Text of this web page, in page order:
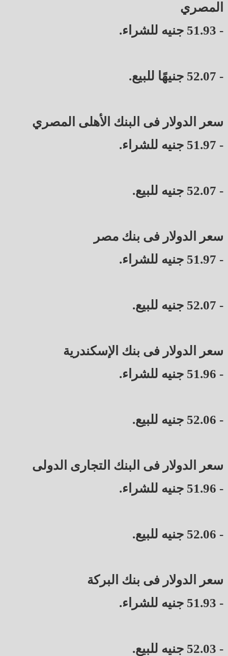
المصري
- 51.93 جنيه للشراء.
- 52.07 جنيهًا للبيع.
سعر الدولار فى البنك الأهلى المصري
- 51.97 جنيه للشراء.
- 52.07 جنيه للبيع.
سعر الدولار فى بنك مصر
- 51.97 جنيه للشراء.
- 52.07 جنيه للبيع.
سعر الدولار فى بنك الإسكندرية
- 51.96 جنيه للشراء.
- 52.06 جنيه للبيع.
سعر الدولار فى البنك التجارى الدولى
- 51.96 جنيه للشراء.
- 52.06 جنيه للبيع.
سعر الدولار فى بنك البركة
- 51.93 جنيه للشراء.
- 52.03 جنيه للبيع.